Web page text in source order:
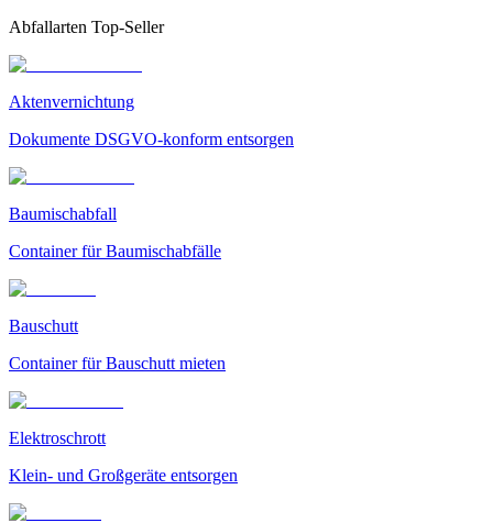
Abfallarten Top-Seller
Aktenvernichtung
Dokumente DSGVO-konform entsorgen
Baumischabfall
Container für Baumischabfälle
Bauschutt
Container für Bauschutt mieten
Elektroschrott
Klein- und Großgeräte entsorgen